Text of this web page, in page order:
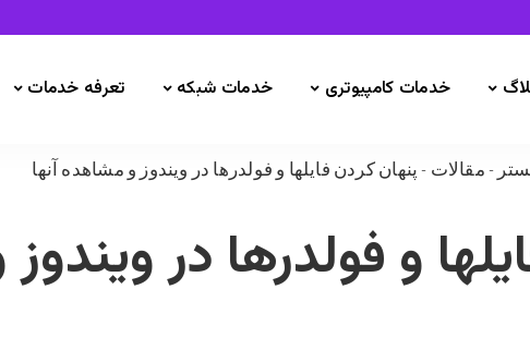
خدمات کامپیوتری خدمات شبکه تعرفه خدمات
- مقالات - پنهان کردن فایلها و فولدرها در ویندوز و مشاهده آنها
و فولدرها در